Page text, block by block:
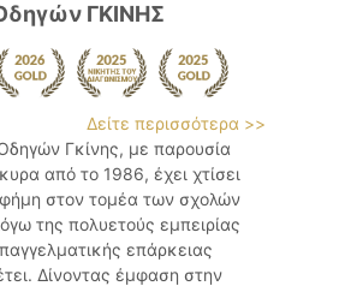
ΓΚΙΝΗΣ
Δείτε περισσότερα >>
Γκίνης, με παρουσία
από το 1986, έχει χτίσει
φήμη στον τομέα των σχολών
της πολυετούς εμπειρίας
επάρκειας
Δίνοντας έμφαση στην